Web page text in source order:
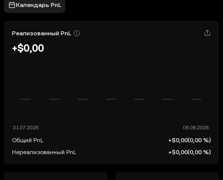
Календарь PnL
Реализованный PnL
+$0,00
Общий PnL +$0,00(0,00 %)
Нереализованный PnL
+$0,00(0,00 %)